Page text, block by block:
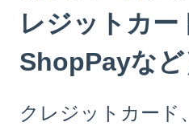
レジットカー
ShopPayなど
クレジットカード